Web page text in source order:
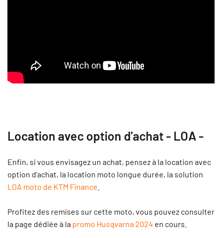
Location avec option d'achat - LOA -
Enfin, si vous envisagez un achat, pensez à la location avec
option d'achat, la location moto longue durée, la solution
LOA moto de KTM Finance
Profitez des remises sur cette moto, vous pouvez consulter
la page dédiée à la promo Husqvarna 2024 en cours.